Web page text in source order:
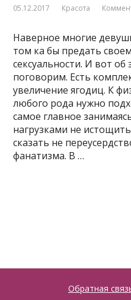
05.12.2017 Красота
Наверное многие
том ка бы предать
сексуальности. И вот
поговорим. Есть
увеличение ягодиц. К
любого рода нужно
самое главное
нагрузками не
сказать не
фанатизма. В …
Обратная